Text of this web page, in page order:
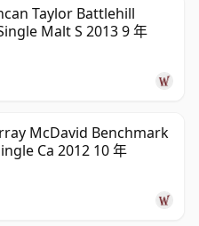
Taylor Battlehill
Malt S 2013 9 年
McDavid Benchmark
Ca 2012 10 年